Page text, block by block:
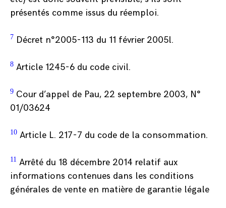
présentés comme issus du réemploi.
7 Décret n°2005-113 du 11 février 2005l.
8 Article 1245-6 du code civil.
9 Cour d’appel de Pau, 22 septembre 2003, N°
01/03624
10 Article L. 217-7 du code de la consommation.
11 Arrêté du 18 décembre 2014 relatif aux
informations contenues dans les conditions
générales de vente en matière de garantie légale